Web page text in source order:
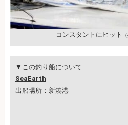
コンスタントにヒット
▼この釣り船について
SeaEarth
出船場所：新湊港